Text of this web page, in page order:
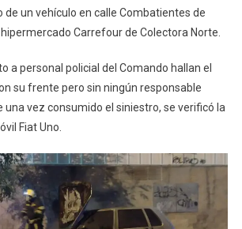
de un vehículo en calle Combatientes de
Carrefour de Colectora Norte.
a personal policial del Comando hallan el
su frente pero sin ningún responsable
una vez consumido el siniestro, se verificó la
Fiat Uno.